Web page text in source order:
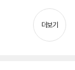
기
더보기